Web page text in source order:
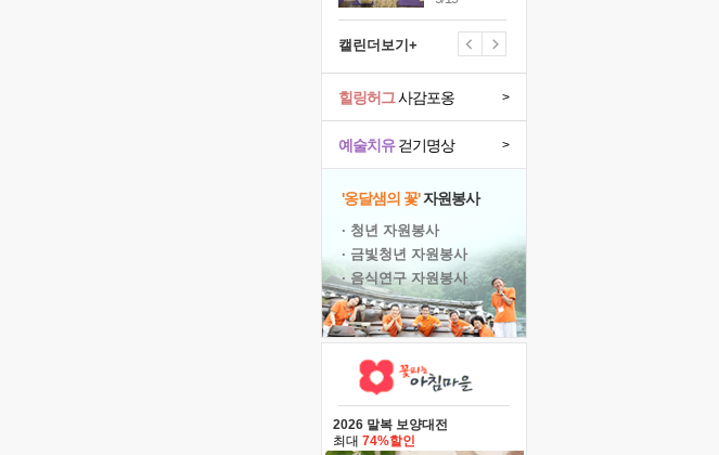
캘린더보기+
예술치유걷기명상 >
힐링허그사감포옹 >
'옹달샘의 꽃'자원봉사
· 청년 자원봉사
· 금빛청년 자원봉사
· 음식연구 자원봉사
2026 말복 보양대전
최대 74%할인